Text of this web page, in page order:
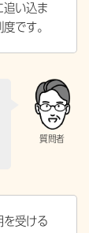
追い込ま
です。
を受ける